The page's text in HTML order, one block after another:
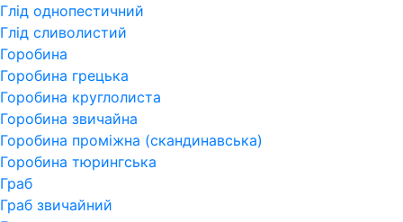
Глід однопестичний
Глід сливолистий
Горобина
Горобина грецька
Горобина круглолиста
Горобина звичайна
Горобина проміжна (скандинавська)
Горобина тюрингська
Граб
Граб звичайний